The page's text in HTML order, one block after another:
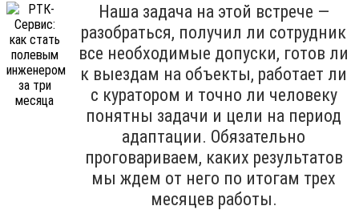
Наша задача на этой встрече —
разобраться, получил ли сотрудник
все необходимые допуски, готов ли
к выездам на объекты, работает ли
с куратором и точно ли человеку
понятны задачи и цели на период
адаптации. Обязательно
проговариваем, каких результатов
мы ждем от него по итогам трех
месяцев работы.